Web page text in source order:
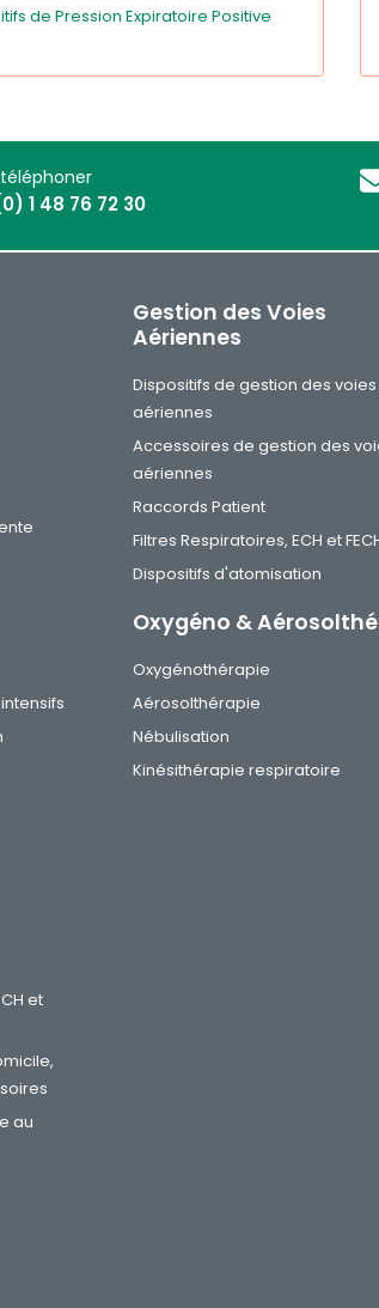
de Pression Expiratoire Positive
1 48 76 72 30
Gestion des Voies
Aériennes
Dispositifs de gestion des voies
aériennes
Accessoires de gestion des
aériennes
Raccords Patient
Filtres Respiratoires, ECH et
Dispositifs d'atomisation
Oxygéno &
Oxygénothérapie
Aérosolthérapie
Nébulisation
Kinésithérapie respiratoire
et
au